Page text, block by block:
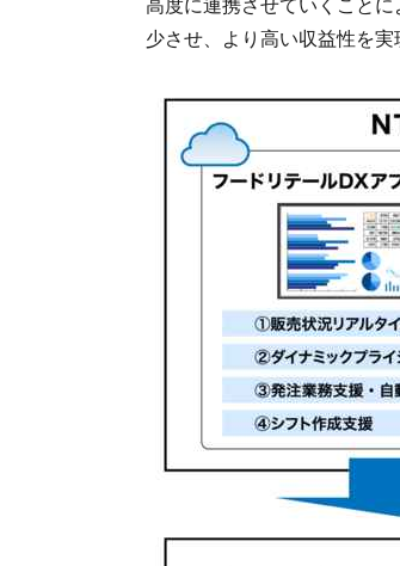
少させ、より高い収益性を実